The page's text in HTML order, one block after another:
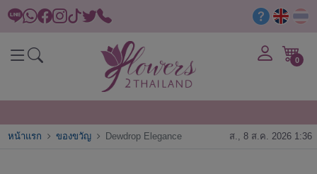
0
หน้าแรก ของขวัญ Dewdrop Elegance ส., 8 ส.ค. 2026 1:36